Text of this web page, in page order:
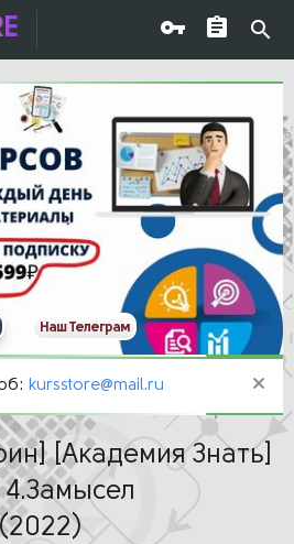
Наш Телеграм
kursstore@mail.ru
[Академия Знать]